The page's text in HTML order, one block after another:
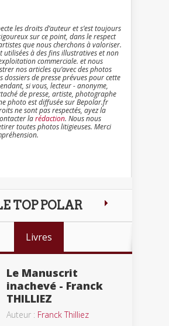
les droits d’auteur et s’est toujours
sur ce point, dans le respect
que nous cherchons à valoriser.
utilisées à des fins illustratives et non
commerciale. et nous
nos articles qu’avec des photos
dossiers de presse prévues pour cette
si vous, lecteur - anonyme,
de presse, artiste, photographe
photo est diffusée sur Bepolar.fr
ne sont pas respectés, ayez la
larédaction. Nous nous
toutes photos litigieuses. Merci
TOP POLAR
Livres
Le Manuscrit
inachevé - Franck
THILLIEZ
Auteur : Franck Thilliez